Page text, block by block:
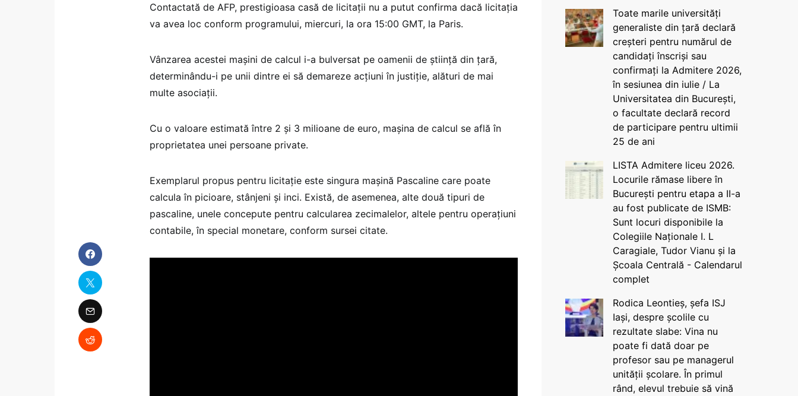
Contactată de AFP, prestigioasa casă de licitații nu a putut confirma dacă licitația
va avea loc conform programului, miercuri, la ora 15:00 GMT, la Paris.
Vânzarea acestei mașini de calcul i-a bulversat pe oamenii de știință din țară,
determinându-i pe unii dintre ei să demareze acțiuni în justiție, alături de mai
multe asociații.
Cu o valoare estimată între 2 și 3 milioane de euro, mașina de calcul se află în
proprietatea unei persoane private.
Exemplarul propus pentru licitație este singura mașină Pascaline care poate
calcula în picioare, stânjeni și inci. Există, de asemenea, alte două tipuri de
pascaline, unele concepute pentru calcularea zecimalelor, altele pentru operațiuni
contabile, în special monetare, conform sursei citate.
Toate marile universități
generaliste din țară declară
creșteri pentru numărul de
candidați înscriși sau
confirmați la Admitere 2026,
în sesiunea din iulie / La
Universitatea din București,
o facultate declară record
de participare pentru ultimii
25 de ani
LISTA Admitere liceu 2026.
Locurile rămase libere în
București pentru etapa a II-a
au fost publicate de ISMB:
Sunt locuri disponibile la
Colegiile Naționale I. L
Caragiale, Tudor Vianu și la
Școala Centrală - Calendarul
complet
Rodica Leontieș, șefa ISJ
Iași, despre școlile cu
rezultate slabe: Vina nu
poate fi dată doar pe
profesor sau pe managerul
unității școlare. În primul
rând, elevul trebuie să vină